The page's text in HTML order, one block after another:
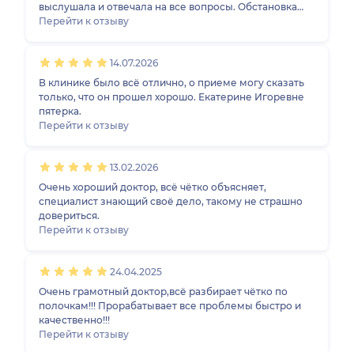
выслушала и отвечала на все вопросы. Обстановка
была комфортная и доверительная.
Перейти к отзыву
14.07.2026
В клинике было всё отлично, о приеме могу сказать
только, что он прошел хорошо. Екатерине Игоревне
пятерка.
Перейти к отзыву
13.02.2026
Очень хороший доктор, всё чётко объясняет,
специалист знающий своё дело, такому не страшно
довериться.
Перейти к отзыву
24.04.2025
Очень грамотный доктор,всё разбирает чётко по
полочкам!!! Прорабатывает все проблемы быстро и
качественно!!!
Перейти к отзыву